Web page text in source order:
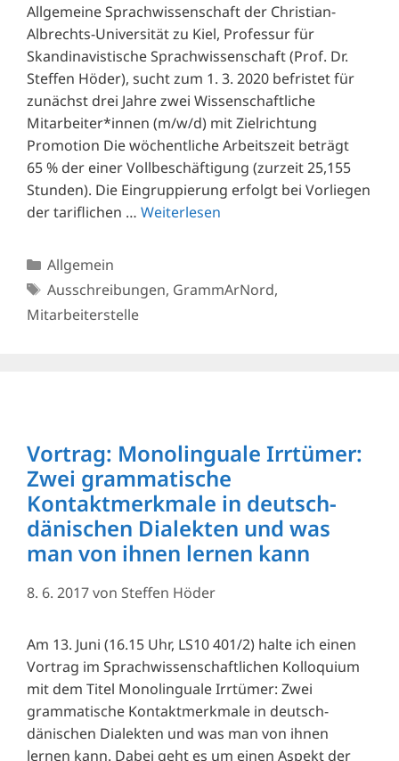
Allgemeine Sprachwissenschaft der Christian-
Albrechts-Universität zu Kiel, Professur für
Skandinavistische Sprachwissenschaft (Prof. Dr.
Steffen Höder), sucht zum 1. 3. 2020 befristet für
zunächst drei Jahre zwei Wissenschaftliche
Mitarbeiter*innen (m/w/d) mit Zielrichtung
Promotion Die wöchentliche Arbeitszeit beträgt
65 % der einer Vollbeschäftigung (zurzeit 25,155
Stunden). Die Eingruppierung erfolgt bei Vorliegen
der tariflichen … Weiterlesen
Kategorien
Allgemein
Schlagwörter
Ausschreibungen, GrammArNord,
Mitarbeiterstelle
Vortrag: Monolinguale Irrtümer:
Zwei grammatische
Kontaktmerkmale in deutsch-
dänischen Dialekten und was
man von ihnen lernen kann
8. 6. 2017von Steffen Höder
Am 13. Juni (16.15 Uhr, LS10 401/2) halte ich einen
Vortrag im Sprachwissenschaftlichen Kolloquium
mit dem Titel Monolinguale Irrtümer: Zwei
grammatische Kontaktmerkmale in deutsch-
dänischen Dialekten und was man von ihnen
lernen kann. Dabei geht es um einen Aspekt der